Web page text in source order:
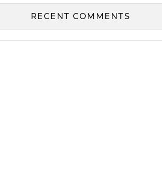
RECENT COMMENTS